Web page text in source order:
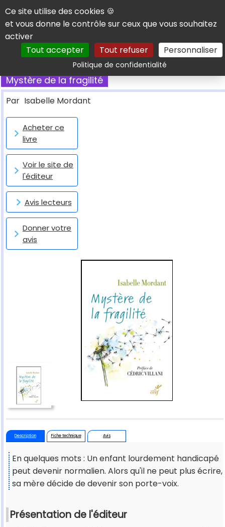
Panneau de gestion des cookies
Ce site utilise des cookies 🍪
et vous donne le contrôle sur ceux que vous souhaitez
activer
Tout accepter
Tout refuser Personnaliser
Politique de confidentialitéRechercher
Mystère de la fragilité
Par Isabelle Mordant
Acheter ce
livre
Voir le site de
l'éditeur
Avis lecteurs
Donner votre
avis
Description Fiche technique Avis
En quelques mots : Un enfant lourdement handicapé
peut devenir normalien. Alors qu'il ne peut plus écrire,
sa mère décide de devenir son porte-voix.
Présentation de l'éditeur